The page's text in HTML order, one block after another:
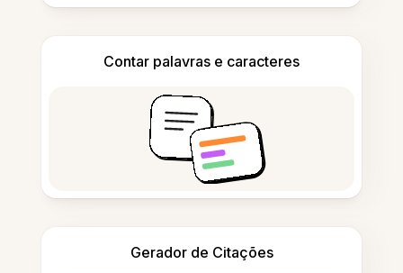
Contar palavras e caracteres
Gerador de Citações